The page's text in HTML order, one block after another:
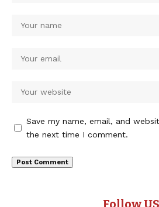
Save my name, email, and
the next time I comment.
Follow US